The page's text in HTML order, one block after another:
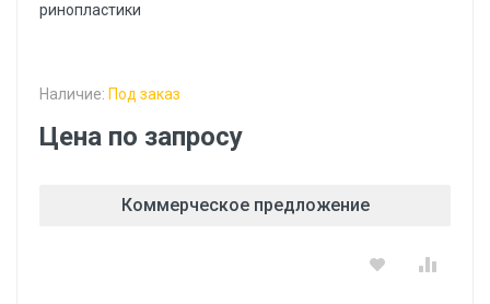
ринопластики
Наличие: Под заказ
Цена по запросу
Коммерческое предложение